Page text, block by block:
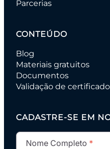
Parcerias
CONTEÚDO
Blog
Materiais gratuitos
Documentos
Validação de
CADASTRE-SE EM
Nome Completo